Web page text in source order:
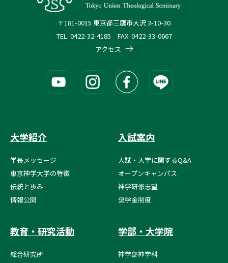
〒181-0015 東京都三鷹市大沢 3-10-30
TEL: 0422-32-4185 FAX: 0422-33-0667
アクセス
大学紹介
学長メッセージ
東京神学大学の特徴
伝統と歩み
情報公開
入試案内
入試・入学に関するQ&A
オープンキャンパス
神学研修志望
奨学金制度
教育・研究活動
総合研究所
学部・大学院
神学部神学科